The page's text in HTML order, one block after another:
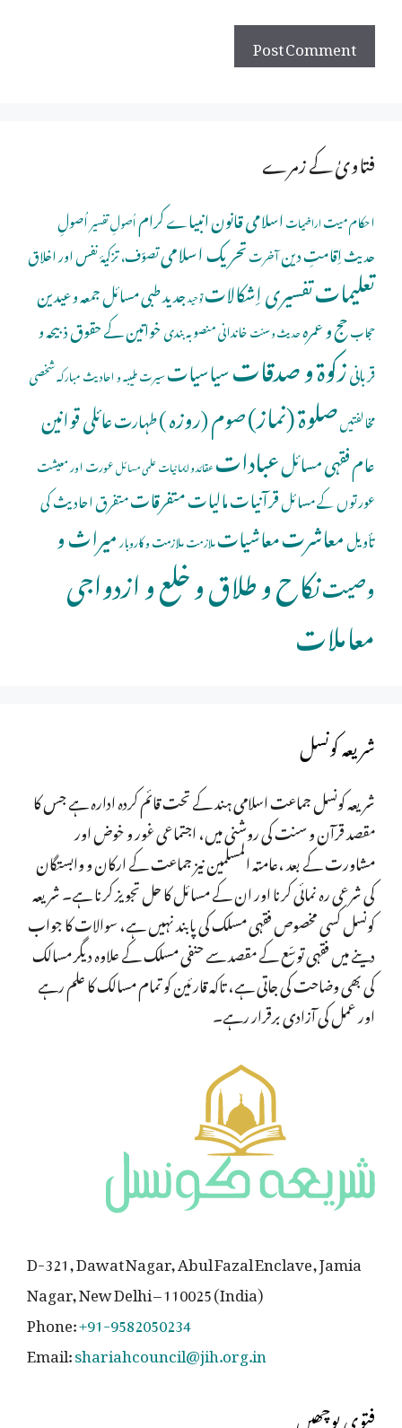
فتاویٰ کے زمرے
احکام میتاراضیاتاسلامی قانونانبیاے کراماُصولِ تفسیراُصولِ
حدیثاِقامتِ دینآخرتتحریک اسلامیتصوّف، تزکیۂ نفس اور اخلاق
تعلیماتتفسیری اِشکالاتتوحیدجدید طبی مسائلجمعہ و عیدین
حجابحج و عمرہحدیث و سنتخاندانی منصوبہ بندیخواتین کے حقوقذبیحہ و
قربانیزکوۃ و صدقاتسیاسیاتسیرت طیبہ و احادیث مبارکہشخصی
مخالفتیںصلوة (نماز)صوم (روزہ )طہارتعائلی قوانین
عام فقہی مسائلعباداتعقائد و ایمانیاتعلمی مسائلعورت اور معیشت
عورتوں کے مسائلقرآنیاتمالیاتمتفرقاتمتفرق احادیث کی
تأویلمعاشرتمعاشیاتملازمتملازمت و کاروبارمیراث و
وصیتنکاح و طلاق و خلع و ازدواجی
معاملات
شریعہ کونسل
شریعہ کونسل جماعت اسلامی ہند کے تحت قائم کردہ ادارہ ہے جس کا
مقصد قرآن و سنت کی روشنی میں، اجتماعی غور و خوض اور
مشاورت کے بعد ،عامتہ المسلمین نیز جماعت کے ارکان و وابستگان
کی شرعی رہ نمائی کرنا اور ان کے مسائل کا حل تجویز کرنا ہے۔ شریعہ
کونسل کسی مخصوص فقہی مسلک کی پابند نہیں ہے، سوالات کا جواب
دینے میں فقہی توسّع کے مقصد سے حنفی مسلک کے علاوہ دیگر مسالک
کی بھی وضاحت کی جاتی ہے، تاکہ قارئین کو تمام مسالک کا علم رہے
اور عمل کی آزادی برقرار رہے۔
D-321, Dawat Nagar, Abul Fazal Enclave, Jamia
Nagar, New Delhi – 110025 (India)
Phone:+91-9582050234
Email:shariahcouncil@jih.org.in
فتوی پوچھیں